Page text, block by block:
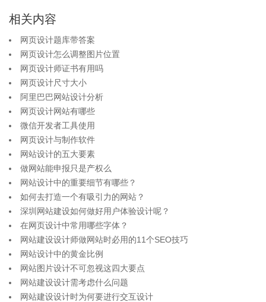
相关内容
网页设计题库带答案
网页设计怎么调整图片位置
网页设计师证书有用吗
网页设计尺寸大小
阿里巴巴网站设计分析
网页设计网站有哪些
微信开发者工具使用
网页设计与制作软件
网站设计的五大要素
做网站能申报只是产权么
网站设计中的重要细节有哪些？
如何去打造一个有吸引力的网站？
深圳网站建设如何做好用户体验设计呢？
在网页设计中常用哪些字体？
网站建设设计师做网站时必用的11个SEO技巧
网站设计中的黄金比例
网站图片设计不可忽视这四大要点
网站建设设计需考虑什么问题
网站建设设计时为何要进行交互设计